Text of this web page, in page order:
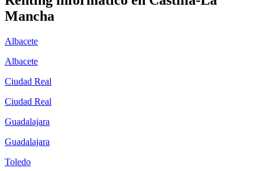
Mancha
Albacete
Albacete
Ciudad Real
Ciudad Real
Guadalajara
Guadalajara
Toledo